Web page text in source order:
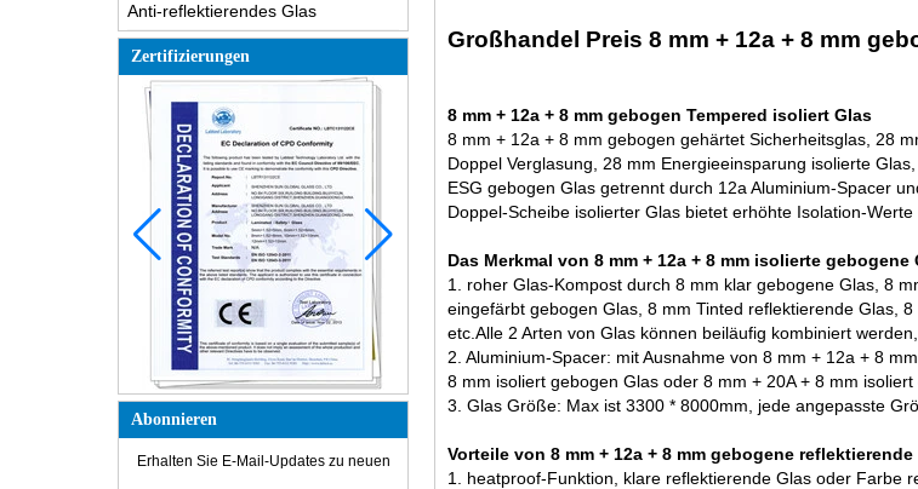
Anti-reflektierendes Glas
Zertifizierungen
Abonnieren
Erhalten Sie E-Mail-Updates zu neuen
Wie wird Glas hergestellt?
Großhandel Preis 8 mm + 12a + 8 mm
8 mm + 12a + 8 mm gebogen Tempered isoliert Glas
8 mm + 12a + 8 mm gebogen gehärtet Sicherheitsglas, 28
Doppel Verglasung, 28 mm Energieeinsparung isolierte
ESG gebogen Glas getrennt durch 12a Aluminium-Spacer
Doppel-Scheibe isolierter Glas bietet erhöhte Isolation-Werte
Das Merkmal von 8 mm + 12a + 8 mm isolierte gebogene
1. roher Glas-Kompost durch 8 mm klar gebogene Glas , 8
eingefärbt gebogen Glas, 8 mm Tinted reflektierende Glas,
etc. Alle 2 Arten von Glas können beiläufig kombiniert
2. Aluminium-Spacer: mit Ausnahme von 8 mm + 12a + 8
8 mm isoliert gebogen Glas oder 8 mm + 20A + 8 mm
3. Glas Größe: Max ist 3300 * 8000mm, jede angepasste
Vorteile von 8 mm + 12a + 8 mm gebogene
1. heatproof-Funktion, klare reflektierende Glas oder Farbe